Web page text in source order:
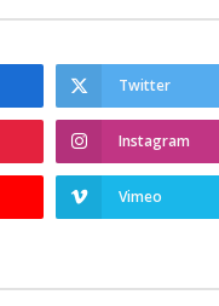
Twitter
Instagram
Vimeo